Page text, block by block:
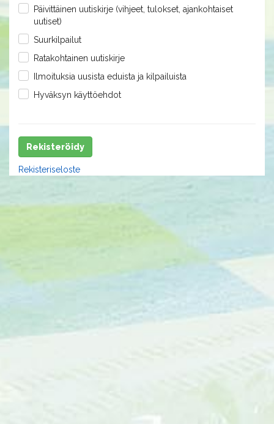
Päivittäinen uutiskirje (vihjeet, tulokset, ajankohtaiset
uutiset)
Suurkilpailut
Ratakohtainen uutiskirje
Ilmoituksia uusista eduista ja kilpailuista
Hyväksyn käyttöehdot
Rekisteröidy
Rekisteriseloste